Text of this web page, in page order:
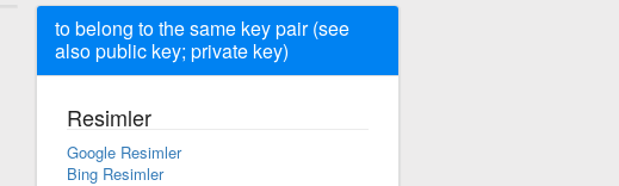
to belong to the same key pair (see
also public key; private key)
Resimler
Google Resimler
Bing Resimler